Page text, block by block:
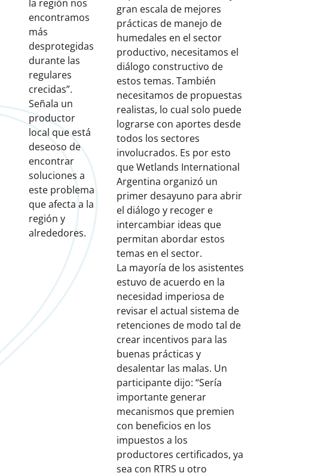
la región nos
encontramos
más
desprotegidas
durante las
regulares
crecidas”.
Señala un
productor
local que está
deseoso de
encontrar
soluciones a
este problema
que afecta a la
región y
alrededores.
gran escala de mejores
prácticas de manejo de
humedales en el sector
productivo, necesitamos el
diálogo constructivo de
estos temas. También
necesitamos de propuestas
realistas, lo cual solo puede
lograrse con aportes desde
todos los sectores
involucrados. Es por esto
que Wetlands International
Argentina organizó un
primer desayuno para abrir
el diálogo y recoger e
intercambiar ideas que
permitan abordar estos
temas en el sector.
La mayoría de los asistentes
estuvo de acuerdo en la
necesidad imperiosa de
revisar el actual sistema de
retenciones de modo tal de
crear incentivos para las
buenas prácticas y
desalentar las malas. Un
participante dijo: “Sería
importante generar
mecanismos que premien
con beneficios en los
impuestos a los
productores certificados, ya
sea con RTRS u otro